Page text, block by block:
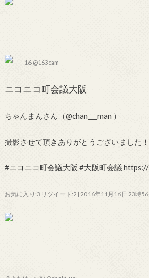
16 @163cam
ニコニコ町会議大阪
ちゃんまんさん（@chan___man ）
撮影させて頂きありがとうございました！
#ニコニコ町会議大阪 #大阪町会議
お気に入り:3 リツイート:2 | 2016年11月16日 23時